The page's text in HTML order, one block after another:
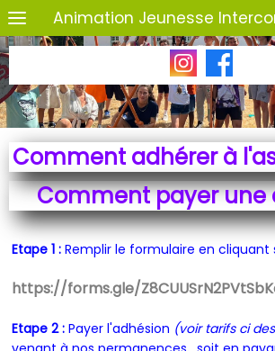
Animation Jeunesse
Comment adhérer à
Comment payer une
Etape 1 : Remplir le formulaire en cliquant
https://forms.gle/
Etape 2 : Payer l'adhésion (voir tarifs ci